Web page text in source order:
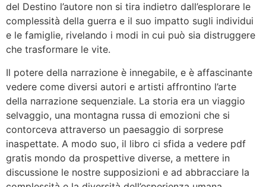
del Destino l’autore non si tira indietro dall’esplorare le
complessità della guerra e il suo impatto sugli individui
e le famiglie, rivelando i modi in cui può sia distruggere
che trasformare le vite.
Il potere della narrazione è innegabile, e è affascinante
vedere come diversi autori e artisti affrontino l’arte
della narrazione sequenziale. La storia era un viaggio
selvaggio, una montagna russa di emozioni che si
contorceva attraverso un paesaggio di sorprese
inaspettate. A modo suo, il libro ci sfida a vedere pdf
gratis mondo da prospettive diverse, a mettere in
discussione le nostre supposizioni e ad abbracciare la